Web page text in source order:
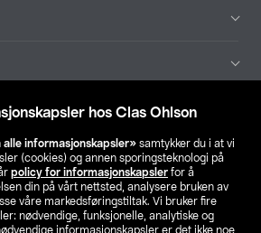
hos Clas Ohlson
alle informasjonskapsler» samtykker du i at vi
(cookies) og annen sporingsteknologi på
policy for informasjonskapsler for å
din på vårt nettsted, analysere bruken av
våre markedsføringstiltak. Vi bruker fire
nødvendige, funksjonelle, analytiske og
informasjonskapsler er det ikke noe
Finn din butikk
SE NO FI